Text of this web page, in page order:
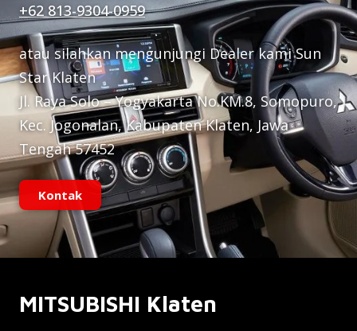
+62 813-9304-0959
atau silahkan mengunjungi Dealer kami Sun
Star Klaten
Jl. Raya Solo – Yogyakarta No.KM.8, Somopuro,
Kec. Jogonalan, Kabupaten Klaten, Jawa
Tengah 57452
Kontak
MITSUBISHI Klaten